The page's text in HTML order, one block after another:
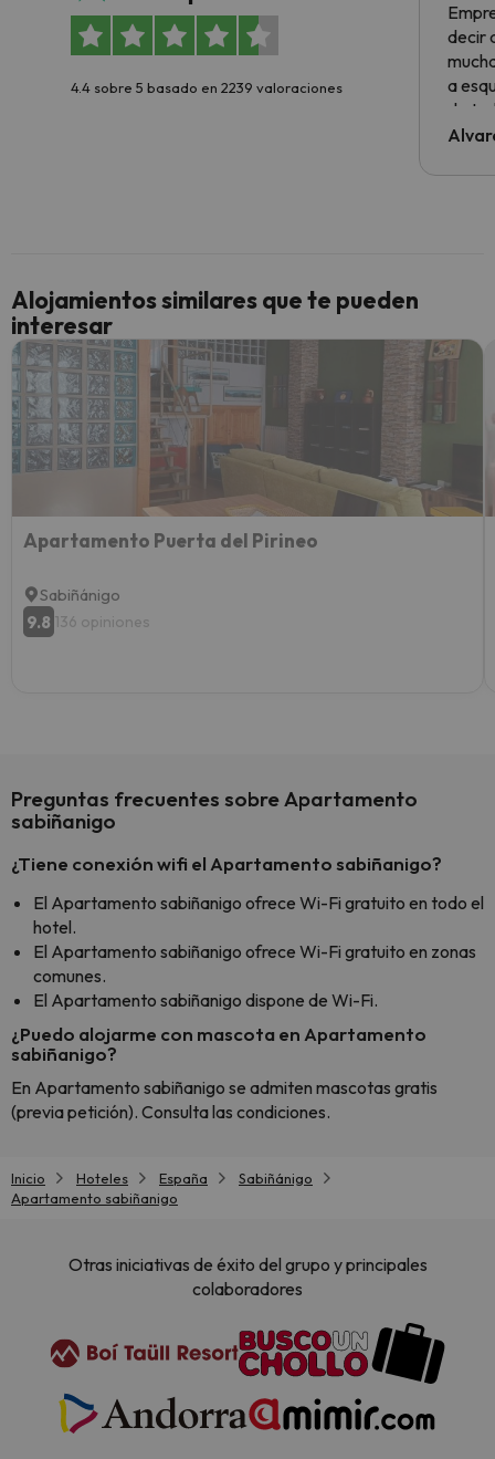
4.4 sobre 5 basado en 2239 valoraciones
decir
a
de
al
culpa
Alojamientos similares que te pueden
interesar
Apartamento Puerta del Pirineo
Sabiñánigo
9.8 136 opiniones
Preguntas frecuentes sobre Apartamento
sabiñanigo
¿Tiene conexión wifi el Apartamento sabiñanigo?
El Apartamento sabiñanigo ofrece Wi-Fi gratuito en todo el
hotel.
El Apartamento sabiñanigo ofrece Wi-Fi gratuito en zonas
comunes.
El Apartamento sabiñanigo dispone de Wi-Fi.
¿Puedo alojarme con mascota en Apartamento
sabiñanigo?
En Apartamento sabiñanigo se admiten mascotas gratis
(previa petición). Consulta las condiciones.
Inicio Hoteles España
Sabiñánigo
Apartamento sabiñanigo
Otras iniciativas de éxito del grupo y principales
colaboradores